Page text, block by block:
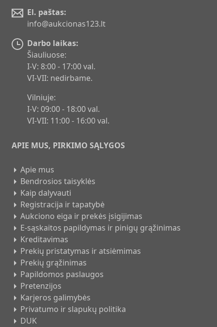
El. paštas:
info@aukcionas123.lt
Darbo laikas:
Šiauliuose:
I-V: 8:00 - 17:00 val.
VI-VII: nedirbame.
Vilniuje:
I-V: 09:00 - 18:00 val.
VI-VII: 11:00 - 16:00 val.
APIE MUS, PIRKIMO SĄLYGOS
Apie mus
Bendrosios taisyklės
Kaip dalyvauti
Registracija ir tapatybė
Aukciono eiga ir prekės įsigijimas
E-sąskaitos papildymas ir pinigų grąžinimas
Kreditavimas
Prekių pristatymas ir atsiėmimas
Prekių grąžinimas
Papildomos paslaugos
Pretenzijos
Karjeros galimybės
Privatumo ir slapukų politika
DUK